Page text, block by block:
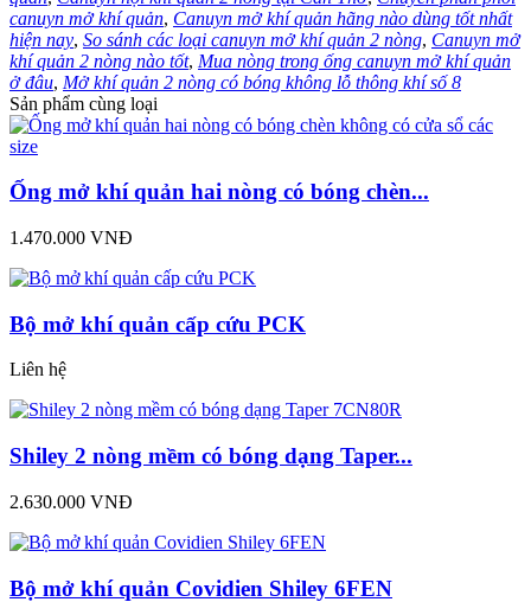
canuyn mở khí quản, Canuyn mở khí quản hãng nào dùng tốt nhất
hiện nay, So sánh các loại canuyn mở khí quản 2 nòng, Canuyn mở
khí quản 2 nòng nào tốt, Mua nòng trong ống canuyn mở khí quản
ở đâu, Mở khí quản 2 nòng có bóng không lỗ thông khí số 8
Sản phẩm cùng loại
Ống mở khí quản hai nòng có bóng chèn...
1.470.000 VNĐ
Bộ mở khí quản cấp cứu PCK
Liên hệ
Shiley 2 nòng mềm có bóng dạng Taper...
2.630.000 VNĐ
Bộ mở khí quản Covidien Shiley 6FEN